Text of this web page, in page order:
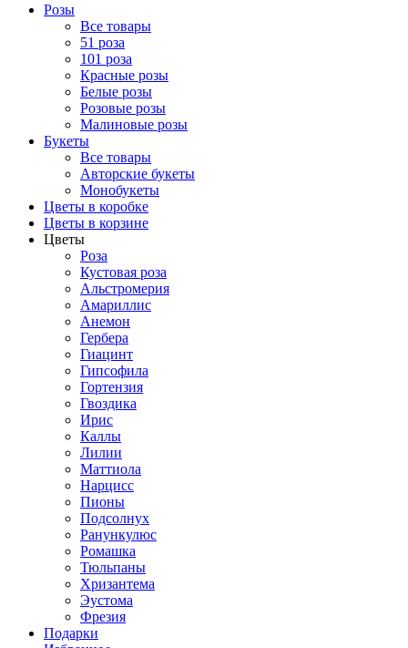
Розы
Все товары
51 роза
101 роза
Красные розы
Белые розы
Розовые розы
Малиновые розы
Букеты
Все товары
Авторские букеты
Монобукеты
Цветы в коробке
Цветы в корзине
Цветы
Роза
Кустовая роза
Альстромерия
Амариллис
Анемон
Гербера
Гиацинт
Гипсофила
Гортензия
Гвоздика
Ирис
Каллы
Лилии
Маттиола
Нарцисс
Пионы
Подсолнух
Ранункулюс
Ромашка
Тюльпаны
Хризантема
Эустома
Фрезия
Подарки